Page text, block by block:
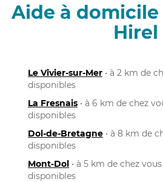
Aide à
Hirel
Le Vivier-sur-Mer • à 2 km de
disponibles
La Fresnais • à 6 km de chez
disponibles
Dol-de-Bretagne • à 8 km de
disponibles
Mont-Dol • à 5 km de chez
disponibles